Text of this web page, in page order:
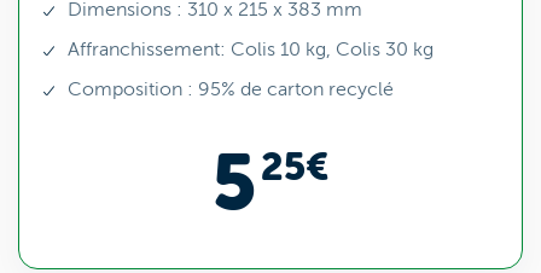
Dimensions : 310 x 215 x 383 mm
Affranchissement: Colis 10 kg, Colis 30 kg
Composition : 95% de carton recyclé
525€